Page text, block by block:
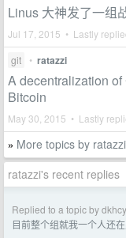
Linus 大神发了一组
Jul 17, 2015 • Lastly
git • ratazzi
A decentralization
Bitcoin
May 30, 2015 • Lastly
» More topics by ratazzi
ratazzi's recent replies
Replied to a topic by
目前整个组就我一个人还